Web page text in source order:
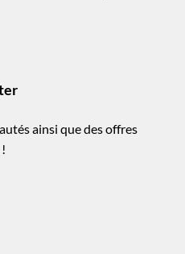
ainsi que des offres